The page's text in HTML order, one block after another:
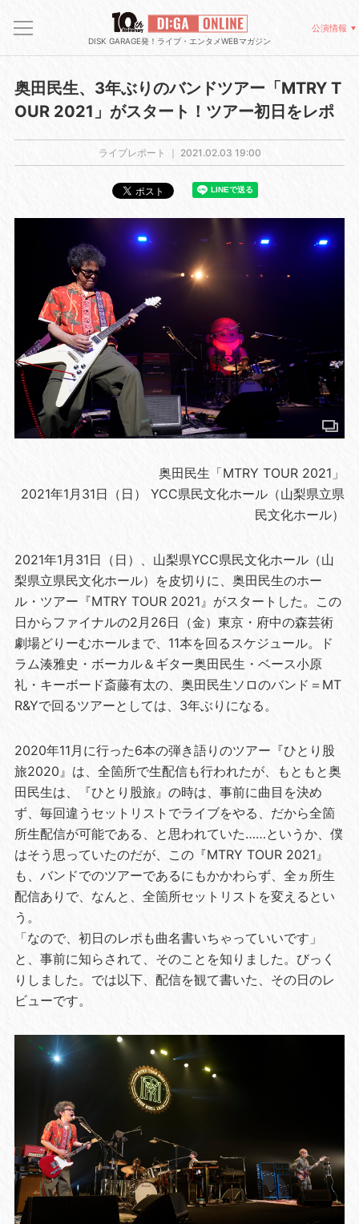
DISK GARAGE発！ライブ・エンタメWEBマガジン
公演情報
奥田民生、3年ぶりのバンドツアー「MTRY T
OUR 2021」がスタート！ツアー初日をレポ
ライブレポート ｜ 2021.02.03 19:00
奥田民生「MTRY TOUR 2021」
2021年1月31日（日） YCC県民文化ホール（山梨県立県
民文化ホール）
2021年1月31日（日）、山梨県YCC県民文化ホール（山
梨県立県民文化ホール）を皮切りに、奥田民生のホー
ル・ツアー『MTRY TOUR 2021』がスタートした。この
日からファイナルの2月26日（金）東京・府中の森芸術
劇場どりーむホールまで、11本を回るスケジュール。ド
ラム湊雅史・ボーカル＆ギター奥田民生・ベース小原
礼・キーボード斎藤有太の、奥田民生ソロのバンド＝MT
R&Yで回るツアーとしては、3年ぶりになる。
2020年11月に行った6本の弾き語りのツアー『ひとり股
旅2020』は、全箇所で生配信も行われたが、もともと奥
田民生は、『ひとり股旅』の時は、事前に曲目を決め
ず、毎回違うセットリストでライブをやる、だから全箇
所生配信が可能である、と思われていた……というか、僕
はそう思っていたのだが、この『MTRY TOUR 2021』
も、バンドでのツアーであるにもかかわらず、全ヵ所生
配信ありで、なんと、全箇所セットリストを変えるとい
う。
「なので、初日のレポも曲名書いちゃっていいです」
と、事前に知らされて、そのことを知りました。びっく
りしました。では以下、配信を観て書いた、その日のレ
ビューです。